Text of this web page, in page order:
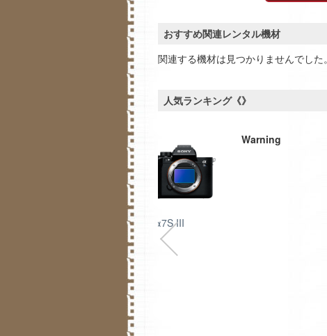
おすすめ関連レンタル機材
関連する機材は見つかりませんでした。
人気ランキング《》
SONY α7S III
Warning